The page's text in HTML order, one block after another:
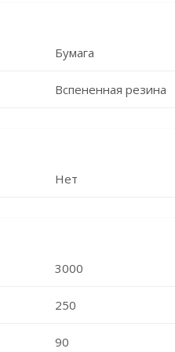
Бумага
Вспененная резина
Нет
3000
250
90